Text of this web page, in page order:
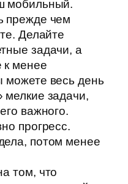
мобильный.
прежде чем
Делайте
задачи, а
к менее
весь день
мелкие задачи,
важного.
прогресс.
потом менее
том, что